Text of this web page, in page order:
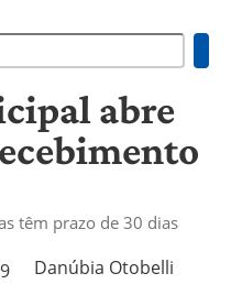
abre
têm prazo de 30 dias
Danúbia Otobelli 